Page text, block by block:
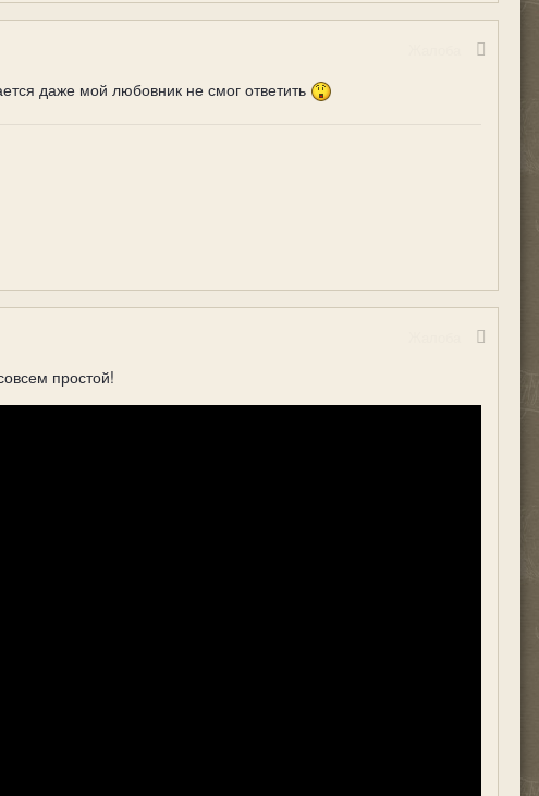
даже мой любовник не смог ответить
простой!